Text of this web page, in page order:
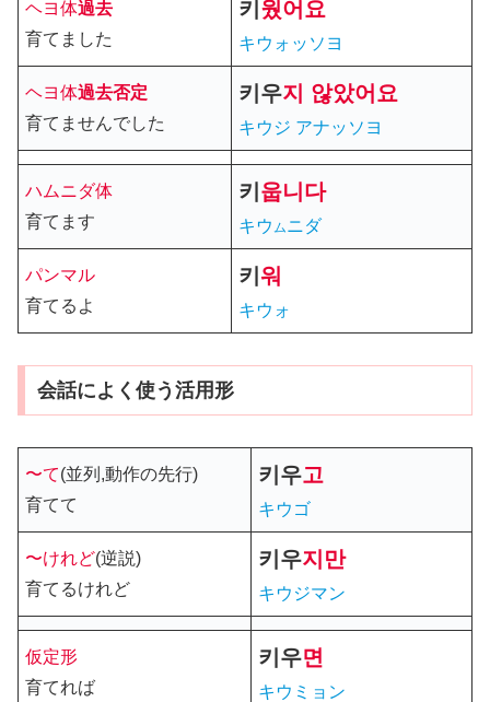
ヘヨ体過去
育てました
키 웠어요
キウォッソヨ
ヘヨ体過去否定
育てませんでした
키우지 않았어요
キウジ アナッソヨ
ハムニダ体
育てます
키 웁니다
キウムニダ
パンマル
育てるよ
키 워
キウォ
会話によく使う活用形
〜て(並列,動作の先行)
育てて
키우고
キウゴ
〜けれど(逆説)
育てるけれど
키우지만
キウジマン
仮定形
育てれば
키우면
キウミョン